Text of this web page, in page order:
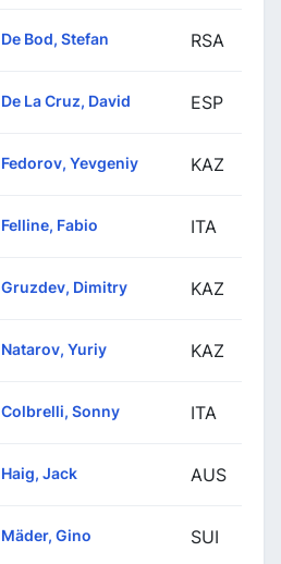
De Bod, Stefan RSA
De La Cruz, David ESP
Fedorov, Yevgeniy KAZ
Felline, Fabio ITA
Gruzdev, Dimitry KAZ
Natarov, Yuriy KAZ
Colbrelli, Sonny ITA
Haig, Jack AUS
Mäder, Gino SUI